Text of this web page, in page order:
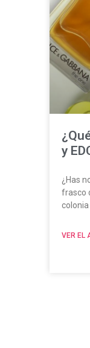
y
¿Has
frasco
colonia
VER EL